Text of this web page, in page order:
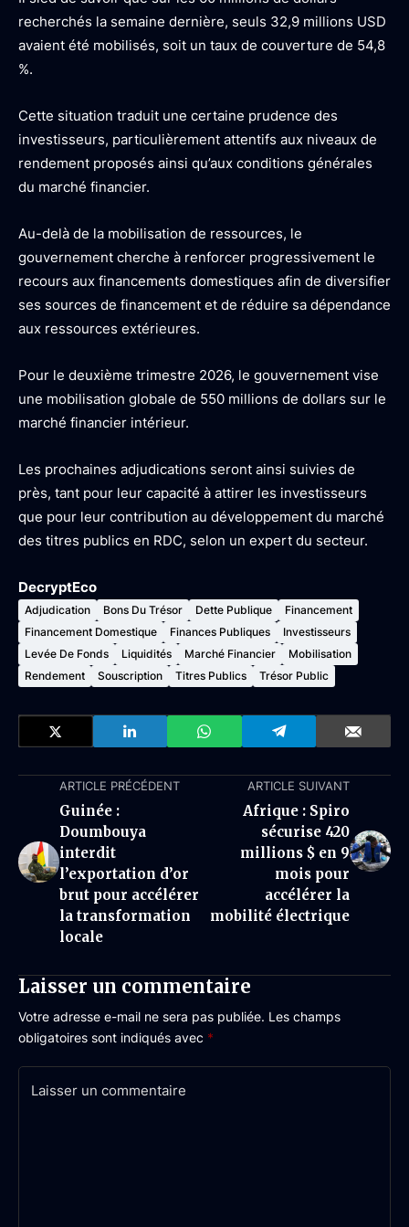
recherchés la semaine dernière, seuls 32,9 millions USD
avaient été mobilisés, soit un taux de couverture de 54,8
%.
Cette situation traduit une certaine prudence des
investisseurs, particulièrement attentifs aux niveaux de
rendement proposés ainsi qu’aux conditions générales
du marché financier.
Au-delà de la mobilisation de ressources, le
gouvernement cherche à renforcer progressivement le
recours aux financements domestiques afin de diversifier
ses sources de financement et de réduire sa dépendance
aux ressources extérieures.
Pour le deuxième trimestre 2026, le gouvernement vise
une mobilisation globale de 550 millions de dollars sur le
marché financier intérieur.
Les prochaines adjudications seront ainsi suivies de
près, tant pour leur capacité à attirer les investisseurs
que pour leur contribution au développement du marché
des titres publics en RDC, selon un expert du secteur.
DecryptEco
Adjudication Bons Du Trésor Dette Publique
Financement
Financement Domestique
Finances Publiques
Investisseurs
Levée De Fonds
Liquidités Marché Financier
Mobilisation
Rendement
Souscription Titres Publics Trésor Public
ARTICLE PRÉCÉDENT
Guinée :
Doumbouya
interdit
l’exportation d’or
brut pour accélérer
la transformation
locale
ARTICLE SUIVANT
Afrique : Spiro
sécurise 420
millions $ en 9
mois pour
accélérer la
mobilité électrique
Laisser un commentaire
Votre adresse e-mail ne sera pas publiée. Les champs
obligatoires sont indiqués avec *